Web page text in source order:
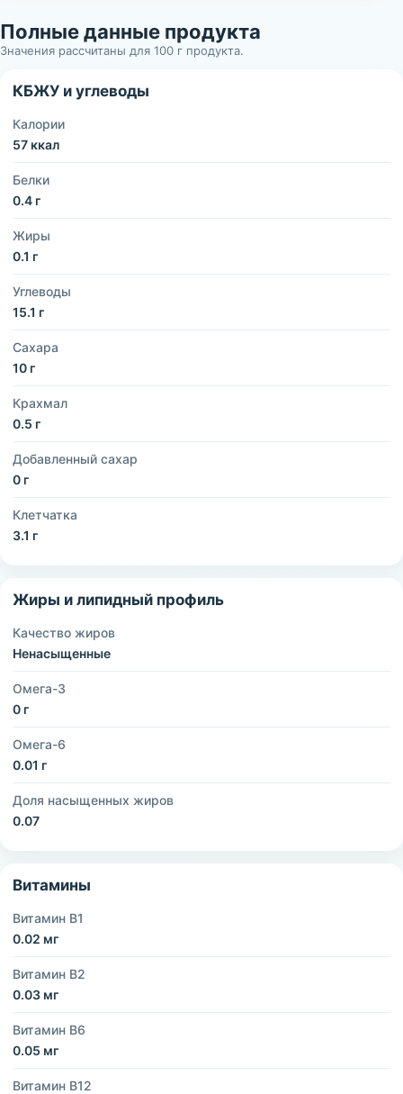
Полные данные продукта
Значения рассчитаны для 100 г продукта.
КБЖУ и углеводы
Калории
57 ккал
Белки
0.4 г
Жиры
0.1 г
Углеводы
15.1 г
Сахара
10 г
Крахмал
0.5 г
Добавленный сахар
0 г
Клетчатка
3.1 г
Жиры и липидный профиль
Качество жиров
Ненасыщенные
Омега-3
0 г
Омега-6
0.01 г
Доля насыщенных жиров
0.07
Витамины
Витамин B1
0.02 мг
Витамин B2
0.03 мг
Витамин B6
0.05 мг
Витамин B12